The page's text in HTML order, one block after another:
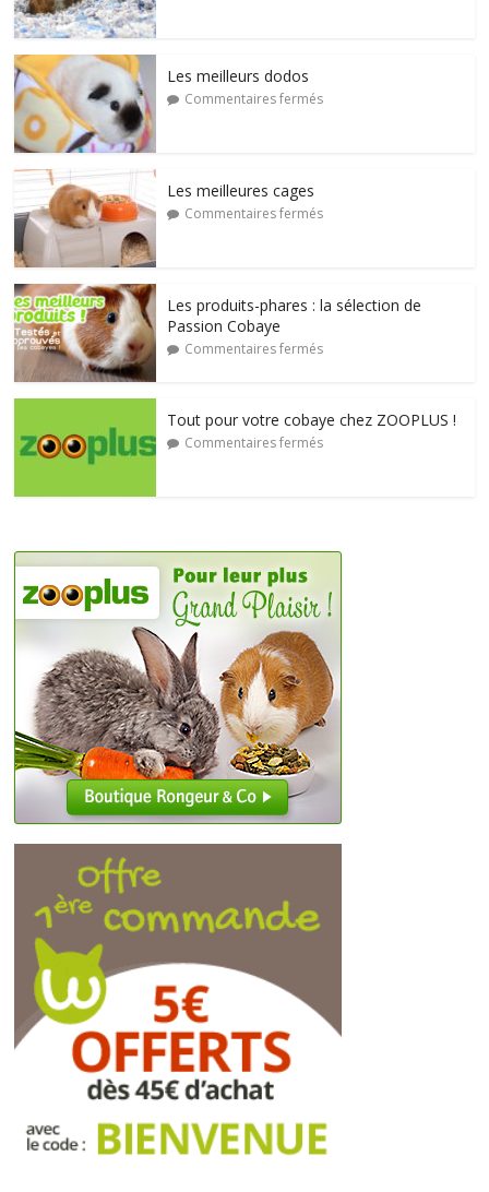
Les meilleurs dodos
Commentaires fermés
Les meilleures cages
Commentaires fermés
Les produits-phares : la sélection de
Passion Cobaye
Commentaires fermés
Tout pour votre cobaye chez ZOOPLUS !
Commentaires fermés